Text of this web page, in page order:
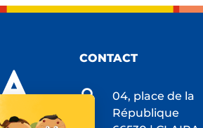
CONTACT

04, place de la
République